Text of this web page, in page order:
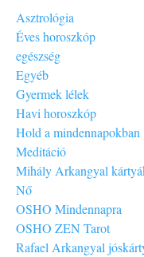
Asztrológia
Éves horoszkóp
egészség
Egyéb
Gyermek lélek
Havi horoszkóp
Hold a mindennapokban
Meditáció
Mihály Arkangyal
Nő
OSHO Mindennapra
OSHO ZEN Tarot
Rafael Arkangyal